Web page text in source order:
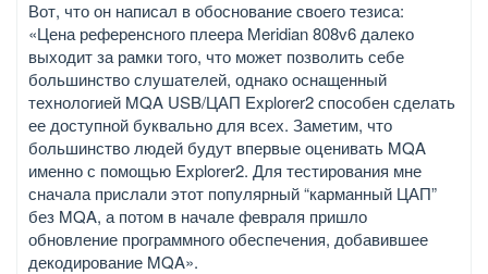
Вот, что он написал в обоснование своего тезиса:
«Цена референсного плеера Meridian 808v6 далеко
выходит за рамки того, что может позволить себе
большинство слушателей, однако оснащенный
технологией MQA USB/ЦАП Explorer2 способен сделать
ее доступной буквально для всех. Заметим, что
большинство людей будут впервые оценивать MQA
именно с помощью Explorer2. Для тестирования мне
сначала прислали этот популярный “карманный ЦАП”
без MQA, а потом в начале февраля пришло
обновление программного обеспечения, добавившее
декодирование MQA».